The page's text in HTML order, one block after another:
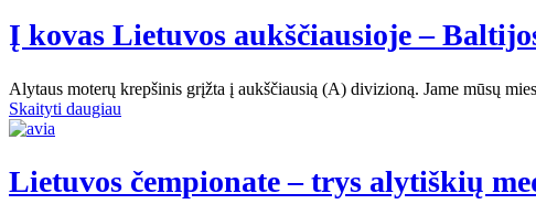
Į kovas Lietuvos aukščiausioje –
Alytaus moterų krepšinis grįžta į aukščiausią (A) divizioną. Jame mūsų
Skaityti daugiau
Lietuvos čempionate – trys alytiškių